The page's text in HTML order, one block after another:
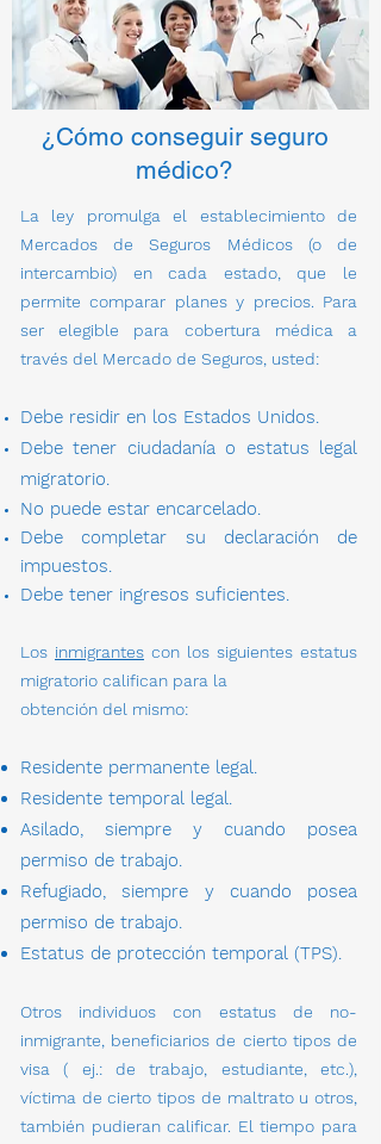
¿Cómo conseguir seguro
médico?
La ley promulga el establecimiento de
Mercados de Seguros Médicos (o de
intercambio) en cada estado, que le
permite comparar planes y precios. Para
ser elegible para cobertura médica a
través del Mercado de Seguros, usted:
Debe residir en los Estados Unidos.
Debe tener ciudadanía o estatus legal
migratorio.
No puede estar encarcelado.
Debe completar su declaración de
impuestos.
Debe tener ingresos suficientes.
Los inmigrantes con los siguientes estatus
migratorio califican para la
obtención del mismo:
Residente permanente legal.
Residente temporal legal.
Asilado, siempre y cuando posea
permiso de trabajo.
Refugiado, siempre y cuando posea
permiso de trabajo.
Estatus de protección temporal (TPS).​
Otros individuos con estatus de no-
inmigrante, beneficiarios de cierto tipos de
visa ( ej.: de trabajo, estudiante, etc.),
víctima de cierto tipos de maltrato u otros,
también pudieran calificar. El tiempo para